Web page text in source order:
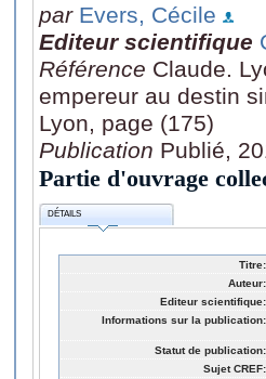
par Evers, Cécile
Editeur scientifique
Référence Claude.
empereur au destin
Lyon, page (175)
Publication Publié,
Partie d'ouvrage
DÉTAILS
Titre:
Auteur:
Editeur scientifique:
Informations sur la publication:
Statut de publication:
Sujet CREF: